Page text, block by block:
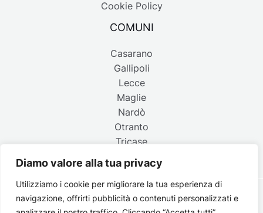
Diamo valore alla tua privacy
Utilizziamo i cookie per migliorare la tua esperienza di
navigazione, offrirti pubblicità o contenuti personalizzati e
Cookie Policy
COMUNI
Casarano
Gallipoli
Lecce
Maglie
Nardò
Otranto
Tricase
Copyright © 2026 Belpaese | Periodico d'informazione del